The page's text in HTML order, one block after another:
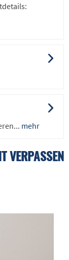
mehr
VERPASSEN